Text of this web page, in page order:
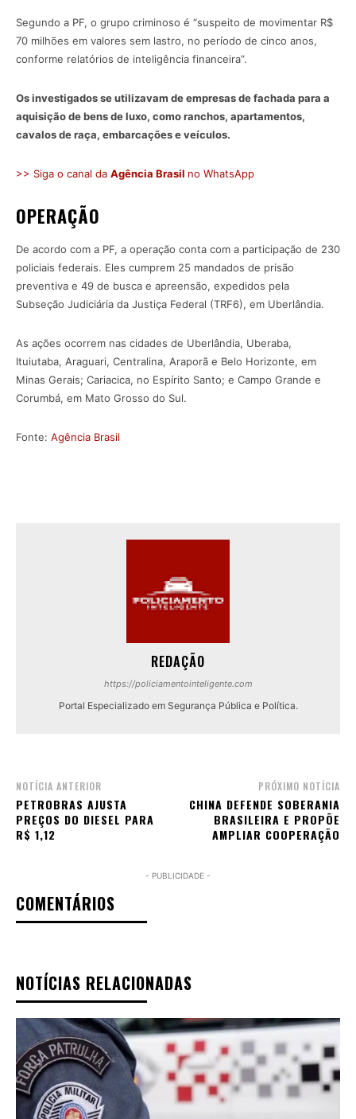
Segundo a PF, o grupo criminoso é “suspeito de movimentar R$
70 milhões em valores sem lastro, no período de cinco anos,
conforme relatórios de inteligência financeira”.
Os investigados se utilizavam de empresas de fachada para a
aquisição de bens de luxo, como ranchos, apartamentos,
cavalos de raça, embarcações e veículos.
>> Siga o canal da Agência Brasil no WhatsApp
OPERAÇÃO
De acordo com a PF, a operação conta com a participação de 230
policiais federais. Eles cumprem 25 mandados de prisão
preventiva e 49 de busca e apreensão, expedidos pela
Subseção Judiciária da Justiça Federal (TRF6), em Uberlândia.
As ações ocorrem nas cidades de Uberlândia, Uberaba,
Ituiutaba, Araguari, Centralina, Araporã e Belo Horizonte, em
Minas Gerais; Cariacica, no Espírito Santo; e Campo Grande e
Corumbá, em Mato Grosso do Sul.
Fonte: Agência Brasil
REDAÇÃO
https://policiamentointeligente.com
Portal Especializado em Segurança Pública e Política.
NOTÍCIA ANTERIOR
PETROBRAS AJUSTA
PREÇOS DO DIESEL PARA
R$ 1,12
PRÓXIMO NOTÍCIA
CHINA DEFENDE SOBERANIA
BRASILEIRA E PROPÕE
AMPLIAR COOPERAÇÃO
- PUBLICIDADE -
COMENTÁRIOS
NOTÍCIAS RELACIONADAS